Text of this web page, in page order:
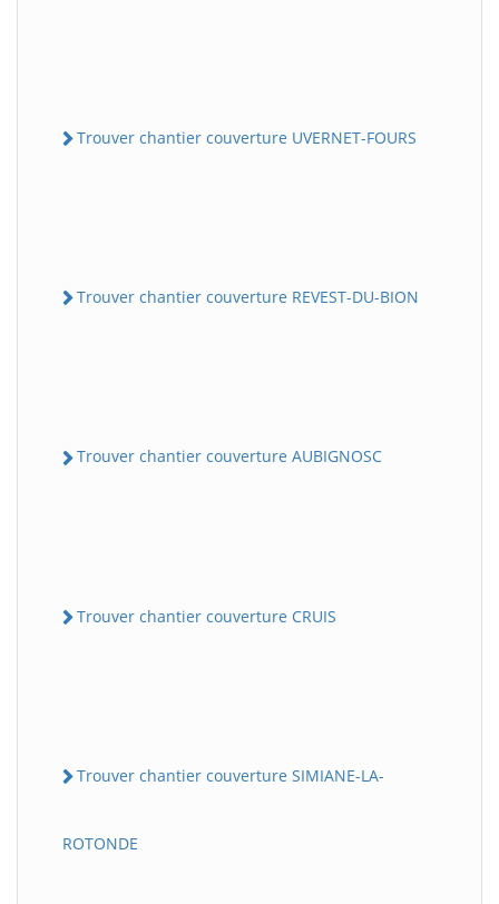
Trouver chantier couverture UVERNET-FOURS
Trouver chantier couverture REVEST-DU-BION
Trouver chantier couverture AUBIGNOSC
Trouver chantier couverture CRUIS
Trouver chantier couverture SIMIANE-LA-
ROTONDE